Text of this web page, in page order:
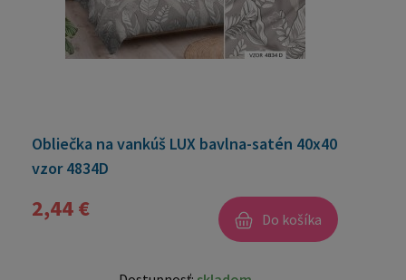
Obliečka na vankúš LUX bavlna-satén 40x40
vzor 4834D
2,44 € Do košíka